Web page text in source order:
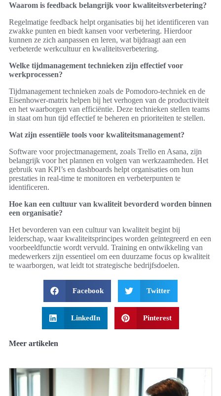
Waarom is feedback belangrijk voor kwaliteitsverbetering?
Regelmatige feedback helpt organisaties bij het identificeren van
zwakke punten en biedt kansen voor verbetering. Hierdoor
kunnen ze zich aanpassen en leren, wat bijdraagt aan een
verbeterde werkcultuur en kwaliteitsverbetering.
Welke tijdmanagement technieken zijn effectief voor
werkprocessen?
Tijdmanagement technieken zoals de Pomodoro-techniek en de
Eisenhower-matrix helpen bij het verhogen van de productiviteit
en het waarborgen van efficiëntie. Deze technieken stellen teams
in staat om hun tijd effectief te beheren en prioriteiten te stellen.
Wat zijn essentiële tools voor kwaliteitsmanagement?
Software voor projectmanagement, zoals Trello en Asana, zijn
belangrijk voor het plannen en volgen van werkzaamheden. Het
gebruik van KPI’s en dashboards helpt organisaties om hun
prestaties in real-time te monitoren en verbeterpunten te
identificeren.
Hoe kan een cultuur van kwaliteit bevorderd worden binnen
een organisatie?
Het bevorderen van een cultuur van kwaliteit begint bij
leiderschap, waar kwaliteitsprincipes worden geïntegreerd en een
voorbeeldfunctie wordt vervuld. Training en ontwikkeling van
medewerkers zijn essentieel om een duurzame focus op kwaliteit
te waarborgen, wat leidt tot strategische bedrijfsdoelen.
Facebook Twitter
LinkedIn Pinterest
Meer artikelen